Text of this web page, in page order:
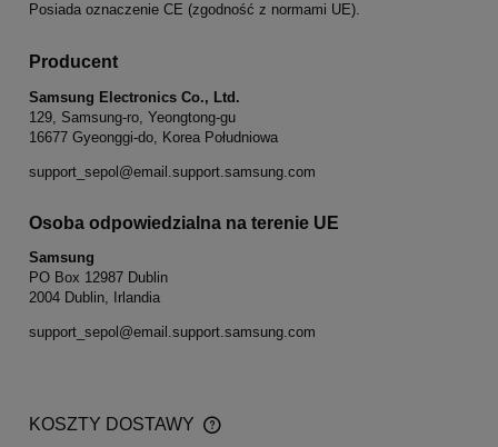
Posiada oznaczenie CE (zgodność z normami UE).
Producent
Samsung Electronics Co., Ltd.
129, Samsung-ro, Yeongtong-gu
16677 Gyeonggi-do, Korea Południowa
support_sepol@email.support.samsung.com
Osoba odpowiedzialna na terenie UE
Samsung
PO Box 12987 Dublin
2004 Dublin, Irlandia
support_sepol@email.support.samsung.com
KOSZTY DOSTAWY
CENA NIE ZAWIERA EWENTUALNYCH KOSZTÓW